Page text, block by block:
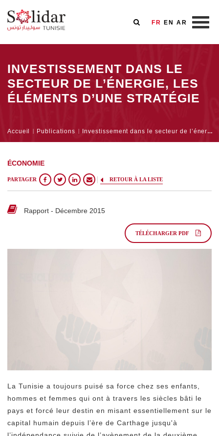
contenu
principal
FR EN AR
INVESTISSEMENT DANS LE
SECTEUR DE L’ÉNERGIE, LES
ÉLÉMENTS D’UNE STRATÉGIE
Fil
d'Ariane
Accueil Publications Investissement dans le secteur de l’énergie, les éléments d’une stratégie
ÉCONOMIE
PARTAGER RETOUR À LA LISTE
Rapport - Décembre 2015
TÉLÉCHARGER PDF
La Tunisie a toujours puisé sa force chez ses enfants,
hommes et femmes qui ont à travers les siècles bâti le
pays et forcé leur destin en misant essentiellement sur le
capital humain depuis l’ère de Carthage jusqu'à